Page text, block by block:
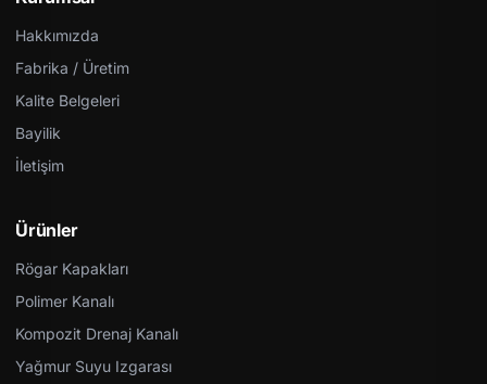
Hakkımızda
Fabrika / Üretim
Kalite Belgeleri
Bayilik
İletişim
Ürünler
Rögar Kapakları
Polimer Kanalı
Kompozit Drenaj Kanalı
Yağmur Suyu Izgarası